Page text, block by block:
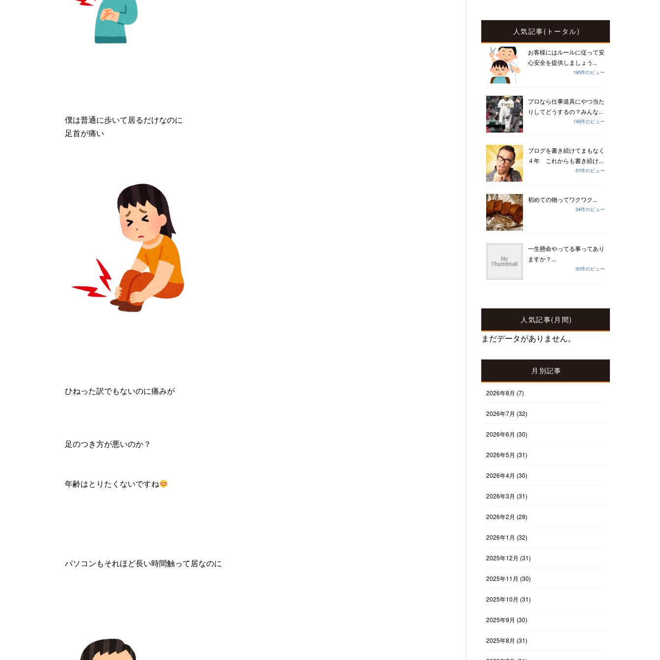
僕は普通に歩いて居るだけなのに
足首が痛い
ひねった訳でもないのに痛みが
足のつき方が悪いのか？
年齢はとりたくないですね
パソコンもそれほど長い時間触って居なのに
人気記事(トータル)
お客様にはルールに従って安
心安全を提供しましょう...
190件のビュー
プロなら仕事道具にやつ当た
りしてどうするの？みんな...
149件のビュー
ブログを書き続けてまもなく
４年 これからも書き続け...
57件のビュー
初めての物ってワクワク...
34件のビュー
一生懸命やってる事ってあり
ますか？...
30件のビュー
人気記事(月間)
まだデータがありません。
月別記事
2026年8月 (7)
2026年7月 (32)
2026年6月 (30)
2026年5月 (31)
2026年4月 (30)
2026年3月 (31)
2026年2月 (28)
2026年1月 (32)
2025年12月 (31)
2025年11月 (30)
2025年10月 (31)
2025年9月 (30)
2025年8月 (31)